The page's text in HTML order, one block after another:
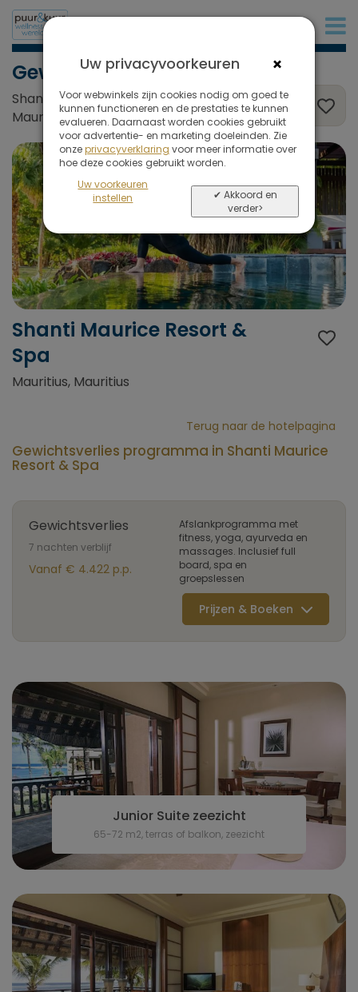
Gewichtsverlies
Shanti Maurice Resort & Spa, Mauritius,
Mauritius
Shanti Maurice Resort &
Spa
Mauritius, Mauritius
Terug naar de hotelpagina
Gewichtsverlies programma in Shanti Maurice
Resort & Spa
Gewichtsverlies
7 nachten verblijf
Vanaf € 4.422 p.p.
Afslankprogramma met
fitness, yoga, ayurveda en
massages. Inclusief full
board, spa en
groepslessen
Prijzen & Boeken
Junior Suite zeezicht
65-72 m2, terras of balkon, zeezicht
×
Uw privacyvoorkeuren
Voor webwinkels zijn cookies nodig om goed te
kunnen functioneren en de prestaties te kunnen
evalueren. Daarnaast worden cookies gebruikt
voor advertentie- en marketing doeleinden. Zie
onzeprivacyverklaring voor meer informatie over
hoe deze cookies gebruikt worden.
Uw voorkeuren
instellen
✔ Akkoord en
verder>